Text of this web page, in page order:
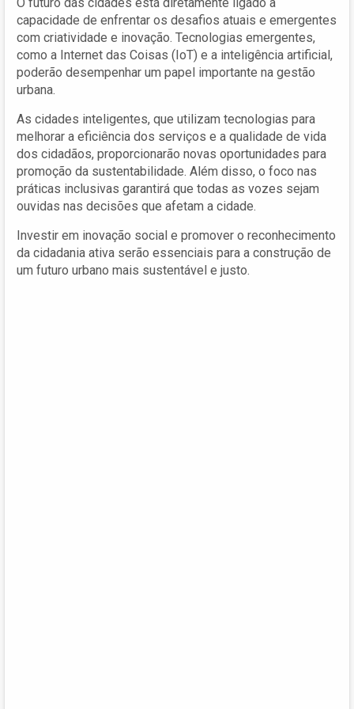
capacidade de enfrentar os desafios atuais e emergentes
com criatividade e inovação. Tecnologias emergentes,
como a Internet das Coisas (IoT) e a inteligência artificial,
poderão desempenhar um papel importante na gestão
urbana.
As cidades inteligentes, que utilizam tecnologias para
melhorar a eficiência dos serviços e a qualidade de vida
dos cidadãos, proporcionarão novas oportunidades para
promoção da sustentabilidade. Além disso, o foco nas
práticas inclusivas garantirá que todas as vozes sejam
ouvidas nas decisões que afetam a cidade.
Investir em inovação social e promover o reconhecimento
da cidadania ativa serão essenciais para a construção de
um futuro urbano mais sustentável e justo.